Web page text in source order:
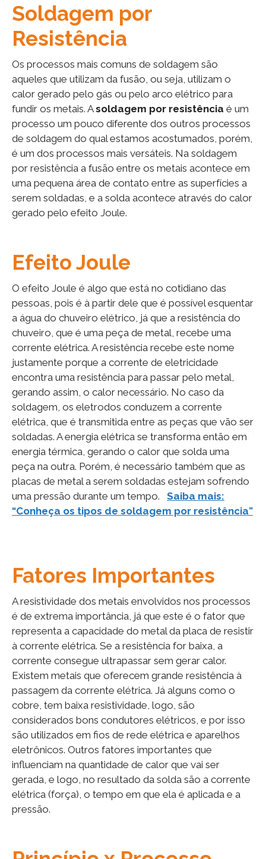
Soldagem por
Resistência
Os processos mais comuns de soldagem são
aqueles que utilizam da fusão, ou seja, utilizam o
calor gerado pelo gás ou pelo arco elétrico para
fundir os metais. Asoldagem por resistência é um
processo um pouco diferente dos outros processos
de soldagem do qual estamos acostumados, porém,
é um dos processos mais versáteis. Na soldagem
por resistência a fusão entre os metais acontece em
uma pequena área de contato entre as superfícies a
serem soldadas, e a solda acontece através do calor
gerado pelo efeito Joule.
Efeito Joule
O efeito Joule é algo que está no cotidiano das
pessoas, pois é à partir dele que é possível esquentar
a água do chuveiro elétrico, já que a resistência do
chuveiro, que é uma peça de metal, recebe uma
corrente elétrica. A resistência recebe este nome
justamente porque a corrente de eletricidade
encontra uma resistência para passar pelo metal,
gerando assim, o calor necessário. No caso da
soldagem, os eletrodos conduzem a corrente
elétrica, que é transmitida entre as peças que vão ser
soldadas. A energia elétrica se transforma então em
energia térmica, gerando o calor que solda uma
peça na outra. Porém, é necessário também que as
placas de metal a serem soldadas estejam sofrendo
uma pressão durante um tempo. Saiba mais:
“Conheça os tipos de soldagem por resistência”
Fatores Importantes
A resistividade dos metais envolvidos nos processos
é de extrema importância, já que este é o fator que
representa a capacidade do metal da placa de resistir
à corrente elétrica. Se a resistência for baixa, a
corrente consegue ultrapassar sem gerar calor.
Existem metais que oferecem grande resistência à
passagem da corrente elétrica. Já alguns como o
cobre, tem baixa resistividade, logo, são
considerados bons condutores elétricos, e por isso
são utilizados em fios de rede elétrica e aparelhos
eletrônicos. Outros fatores importantes que
influenciam na quantidade de calor que vai ser
gerada, e logo, no resultado da solda são a corrente
elétrica (força), o tempo em que ela é aplicada e a
pressão.